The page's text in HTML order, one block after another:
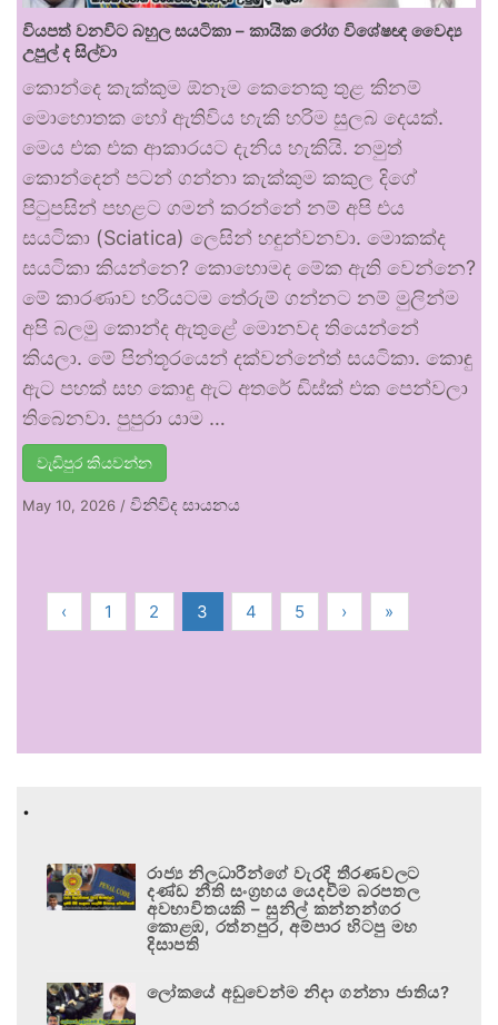
වියපත් වනවිට බහුල සයටිකා – කායික රෝග විශේෂඥ වෛද්‍ය
උපුල් ද සිල්වා
කොන්දෙ කැක්කුම ඕනෑම කෙනෙකු තුළ කිනම්
මොහොතක හෝ ඇතිවිය හැකි හරිම සුලබ දෙයක්.
මෙය එක එක ආකාරයට දැනිය හැකියි. නමුත්
කොන්දෙන් පටන් ගන්නා කැක්කුම කකුල දිගේ
පිටුපසින් පහළට ගමන් කරන්නේ නම් අපි එය
සයටිකා (Sciatica) ලෙසින් හඳුන්වනවා. මොකක්ද
සයටිකා කියන්නෙ? කොහොමද මේක ඇති වෙන්නෙ?
මේ කාරණාව හරියටම තේරුම් ගන්නට නම් මුලින්ම
අපි බලමු කොන්ද ඇතුළේ මොනවද තියෙන්නේ
කියලා. මේ පින්තූරයෙන් දක්වන්නේත් සයටිකා. කොඳු
ඇට පහක් සහ කොඳු ඇට අතරේ ඩිස්ක් එක පෙන්වලා
තිබෙනවා. පුපුරා යාම …
වැඩිපුර කියවන්න
May 10, 2026 / විනිවිද සායනය
‹ 1 2 3 4 5 › »
.
රාජ්‍ය නිලධාරීන්ගේ වැරදි තීරණවලට
දණ්ඩ නීති සංග්‍රහය යෙදවීම බරපතල
අවභාවිතයකි – සුනිල් කන්නන්ගර
කොළඹ, රත්නපුර, අම්පාර හිටපු මහ
දිසාපති
ලෝකයේ අඩුවෙන්ම නිදා ගන්නා ජාතිය?